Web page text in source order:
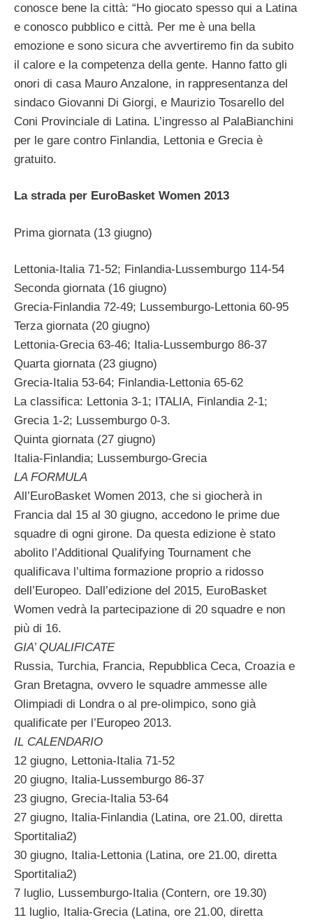
conosce bene la città: “Ho giocato spesso qui a Latina
e conosco pubblico e città. Per me è una bella
emozione e sono sicura che avvertiremo fin da subito
il calore e la competenza della gente. Hanno fatto gli
onori di casa Mauro Anzalone, in rappresentanza del
sindaco Giovanni Di Giorgi, e Maurizio Tosarello del
Coni Provinciale di Latina. L’ingresso al PalaBianchini
per le gare contro Finlandia, Lettonia e Grecia è
gratuito.
La strada per EuroBasket Women 2013
Prima giornata (13 giugno)
Lettonia-Italia 71-52; Finlandia-Lussemburgo 114-54
Seconda giornata (16 giugno)
Grecia-Finlandia 72-49; Lussemburgo-Lettonia 60-95
Terza giornata (20 giugno)
Lettonia-Grecia 63-46; Italia-Lussemburgo 86-37
Quarta giornata (23 giugno)
Grecia-Italia 53-64; Finlandia-Lettonia 65-62
La classifica: Lettonia 3-1; ITALIA, Finlandia 2-1;
Grecia 1-2; Lussemburgo 0-3.
Quinta giornata (27 giugno)
Italia-Finlandia; Lussemburgo-Grecia
LA FORMULA
All’EuroBasket Women 2013, che si giocherà in
Francia dal 15 al 30 giugno, accedono le prime due
squadre di ogni girone. Da questa edizione è stato
abolito l’Additional Qualifying Tournament che
qualificava l’ultima formazione proprio a ridosso
dell’Europeo. Dall’edizione del 2015, EuroBasket
Women vedrà la partecipazione di 20 squadre e non
più di 16.
GIA’ QUALIFICATE
Russia, Turchia, Francia, Repubblica Ceca, Croazia e
Gran Bretagna, ovvero le squadre ammesse alle
Olimpiadi di Londra o al pre-olimpico, sono già
qualificate per l’Europeo 2013.
IL CALENDARIO
12 giugno, Lettonia-Italia 71-52
20 giugno, Italia-Lussemburgo 86-37
23 giugno, Grecia-Italia 53-64
27 giugno, Italia-Finlandia (Latina, ore 21.00, diretta
Sportitalia2)
30 giugno, Italia-Lettonia (Latina, ore 21.00, diretta
Sportitalia2)
7 luglio, Lussemburgo-Italia (Contern, ore 19.30)
11 luglio, Italia-Grecia (Latina, ore 21.00, diretta